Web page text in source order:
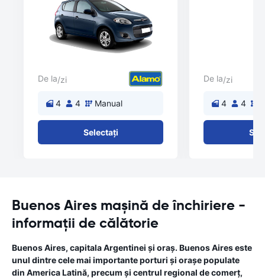
De la/zi
4 4 Manual
Selectați
De la/zi
4 4
Buenos Aires mașină de închiriere -
informații de călătorie
Buenos Aires, capitala Argentinei și oraș. Buenos Aires este
unul dintre cele mai importante porturi și orașe populate
din America Latină, precum și centrul regional de comerț,